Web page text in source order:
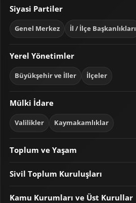
Siyasi Partiler
Genel Merkez İl / İlçe Başkanlıkları
Yerel Yönetimler
Büyükşehir ve İller İlçeler
Mülki İdare
Valilikler Kaymakamlıklar
Toplum ve Yaşam
Sivil Toplum Kuruluşları
Kamu Kurumları ve Üst Kurullar